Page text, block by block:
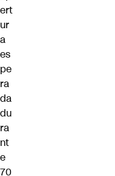
ert
ur
a
es
pe
ra
da
du
ra
nt
e
70